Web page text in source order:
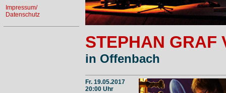
Impressum/
Datenschutz
STEPHAN GRAF
in Offenbach
Fr. 19.05.2017
20:00 Uhr